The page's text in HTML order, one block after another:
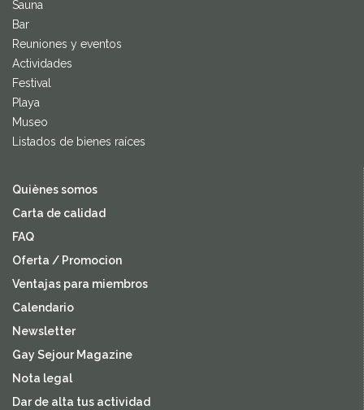
Sauna
Bar
Reuniones y eventos
Actividades
Festival
Playa
Museo
Listados de bienes raíces
Quiènes somos
Carta de calidad
FAQ
Oferta / Promocion
Ventajas para miembros
Calendario
Newsletter
Gay Sejour Magazine
Nota legal
Dar de alta tus actividad